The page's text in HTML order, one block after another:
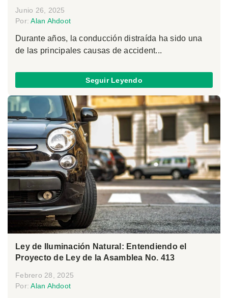
Junio 26, 2025
Por:Alan Ahdoot
Durante años, la conducción distraída ha sido una
de las principales causas de accident...
Seguir Leyendo
Ley de Iluminación Natural: Entendiendo el
Proyecto de Ley de la Asamblea No. 413
Febrero 28, 2025
Por:Alan Ahdoot